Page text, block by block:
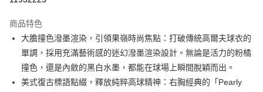
悠遊付
大哥付你分期
相關說明
【大哥付你分期使用說明】
1.本服務由台灣大哥大提供，台灣大哥大用戶可立即使用無須另外申請。
AFTEE先享後付
商品特色
大膽撞色潑墨渲染，引領果嶺時尚焦點：打破傳統高爾夫球衣的
單調，採用充滿藝術感的迷幻潑墨渲染設計。無論是活力的粉橘
撞色，還是內斂的黑白水墨，都能在球場上瞬間脫穎而出。
美式復古標語點綴，釋放純粹高球精神：右胸經典的「Pearly